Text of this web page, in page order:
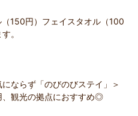
150円）フェイスタオル（100
。
ならず「のびのびステイ」＞
、観光の拠点におすすめ◎